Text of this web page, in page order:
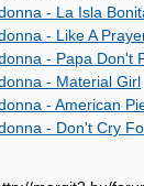
- La Isla
- Like A
- Papa Don't
- Material Girl
- American
- Don't Cry